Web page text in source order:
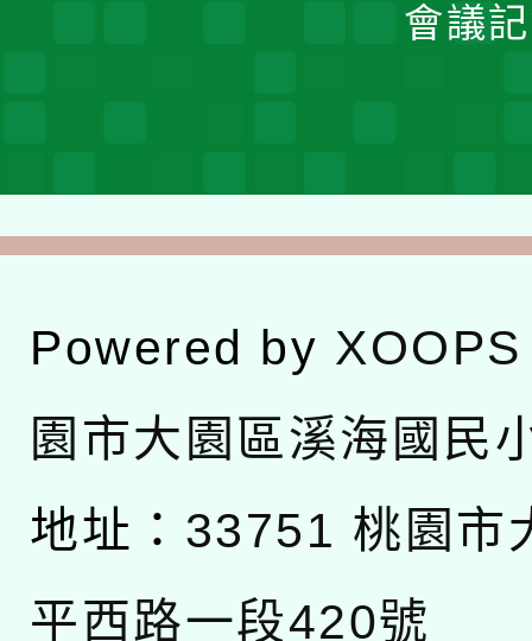
會議
Powered by XOOPS
園市大園區溪海國民
地址： 33751 桃園市
平西路一段420號